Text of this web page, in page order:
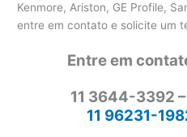
Kenmore, Ariston, GE Profile,
entre em contato e solicite um
Entre em
11 3644-3392
11 96231-